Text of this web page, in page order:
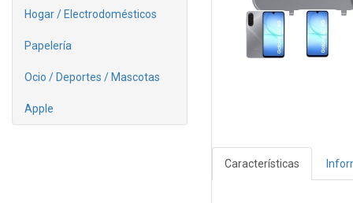
Hogar / Electrodomésticos
Papelería
Ocio / Deportes / Mascotas
Apple
Características